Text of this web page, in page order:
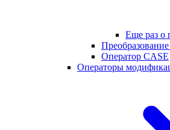
Еще раз о
Оператор CASE
Операторы